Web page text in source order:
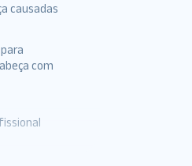
causadas
com